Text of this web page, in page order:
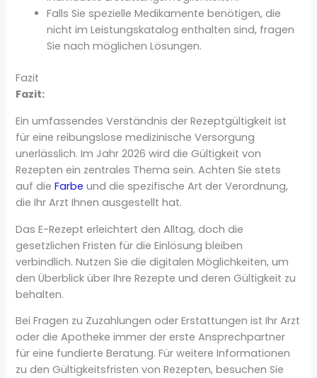
Falls Sie spezielle Medikamente benötigen, die
nicht im Leistungskatalog enthalten sind, fragen
Sie nach möglichen Lösungen.
Fazit
Fazit:
Ein umfassendes Verständnis der Rezeptgültigkeit ist
für eine reibungslose medizinische Versorgung
unerlässlich. Im Jahr 2026 wird die Gültigkeit von
Rezepten ein zentrales Thema sein. Achten Sie stets
auf dieFarbe und die spezifische Art der Verordnung,
die Ihr Arzt Ihnen ausgestellt hat.
Das E-Rezept erleichtert den Alltag, doch die
gesetzlichen Fristen für die Einlösung bleiben
verbindlich. Nutzen Sie die digitalen Möglichkeiten, um
den Überblick über Ihre Rezepte und deren Gültigkeit zu
behalten.
Bei Fragen zu Zuzahlungen oder Erstattungen ist Ihr Arzt
oder die Apotheke immer der erste Ansprechpartner
für eine fundierte Beratung. Für weitere Informationen
zu den Gültigkeitsfristen von Rezepten, besuchen Sie